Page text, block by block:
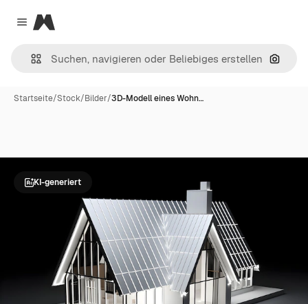
Close menu
Magnific
Nach
Startseite/Stock/Bilder/3D-Modell eines Wohn…
KI-generiert